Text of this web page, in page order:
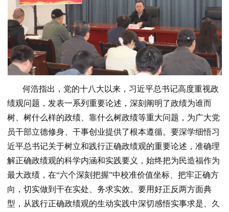
何浩指出，党的十八大以来，习近平总书记高度重视政
绩观问题，发表一系列重要论述，深刻阐明了政绩为谁而
树、树什么样的政绩、靠什么树政绩等重大问题，为广大党
员干部立德修身、干事创业提供了根本遵循。要深学细悟习
近平总书记关于树立和践行正确政绩观的重要论述，准确理
解正确政绩观的科学内涵和实践要义，始终把为民造福作为
最大政绩，在“六个深刻把握”中校准价值坐标、把牢正确方
向，切实做到干在实处、务求实效。要用好正反两方面典
型，从践行正确政绩观的生动实践中深切感悟实事求是、久